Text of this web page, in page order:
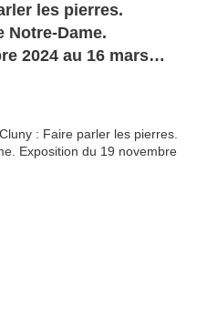
les pierres.
Notre-Dame.
2024 au 16 mars